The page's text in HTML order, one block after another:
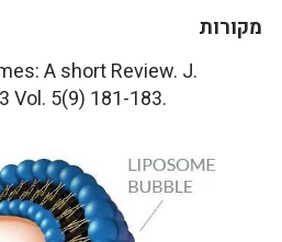
מקורות
A short Review. J.
Vol. 5(9) 181-183.